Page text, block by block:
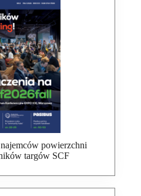
powierzchni
targów SCF